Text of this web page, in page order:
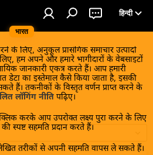
भारत
हिन्दी
के लिए, अनुकूल प्रासंगिक समाचार उत्पादों
हम अपने और हमारे भागीदारों के वेबसाइटों
जानकारी एकत्र करते हैं। आप हमारी
डेटा का इस्तेमाल कैसे किया जाता है, इसकी
हैं। तकनीकों के विस्तृत वर्णन प्राप्त करने के
लॉगिंग नीति पढ़िए।
करके आप उपरोक्त लक्ष्य पुरा करने के लिए
स्पष्ट सहमति प्रदान करते हैं।
तरीकों से अपनी सहमति वापस ले सकते हैं।